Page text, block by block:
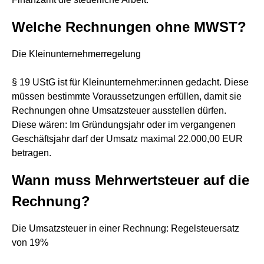
Welche Rechnungen ohne MWST?
Die Kleinunternehmerregelung
§ 19 UStG ist für Kleinunternehmer:innen gedacht. Diese
müssen bestimmte Voraussetzungen erfüllen, damit sie
Rechnungen ohne Umsatzsteuer ausstellen dürfen.
Diese wären: Im Gründungsjahr oder im vergangenen
Geschäftsjahr darf der Umsatz maximal 22.000,00 EUR
betragen.
Wann muss Mehrwertsteuer auf die
Rechnung?
Die Umsatzsteuer in einer Rechnung: Regelsteuersatz
von 19%